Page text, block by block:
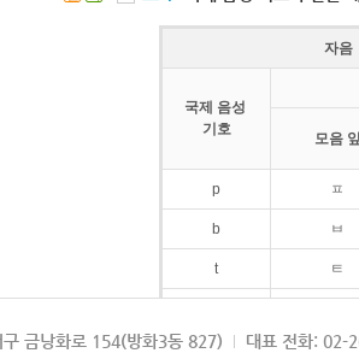
자음
국제 음성
기호
모음
p ㅍ
b ㅂ
t ㅌ
k ㅋ
금낭화로 154(방화3동 827) 대표 전화: 02-